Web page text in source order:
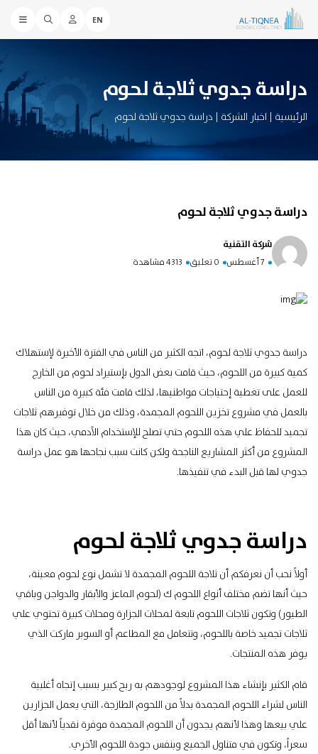
EN
دراسة جدوي ثلاجة لحوم
الرئيسية | اخبار الشركة | دراسة جدوي ثلاجة لحوم
دراسة جدوي ثلاجة لحوم
شركة التقنية
7 أغسطس 0 تعليق 4313 مشاهدة
دراسة جدوي ثلاجة لحوم، اتجه الكثير من الناس في الفترة الأخيرة لإستهلاك
كمية كبيرة من اللحوم، حيث قامت بعض الدول بإستيراد لحوم من الخارج
للعمل على تغطية إحتياجات مواطنيها، لذلك قامت فئة كبيرة من الناس
بالعمل في مشروع تخزين اللحوم المجمدة، وذلك من خلال توفيرهم ثلاجات
تجميد للحفاظ علي هذه اللحوم حتي تصلح للإستخدام الآدمي، حيث كان هذا
المشروع من أكثر المشاريع الناجحة ولكن كانت سبب نجاحها هو عمل دراسة
جدوي لها قبل البدء في تنفيذها.
دراسة جدوي ثلاجة لحوم
أولاً نحب أن نعرفكم أن ثلاجة اللحوم المجمدة لا تشمل نوع لحوم معينة،
حيث أنها تضم مختلف أنواع اللحوم ك (لحوم الماعز والأبقار والدواجن وباقي
الطيور) وتكون ثلاجات اللحوم تابعة لمحلات الجزارة ومحلات كبيرة تحتوي علي
ثلاجات تجميد خاصة باللحوم، وتتعامل مع المطاعم أو السوبر ماركت الذي
يوفر هذه المنتجات.
قام الكثير بإنشاء هذا المشروع لوجودهم به ربح كبير بسبب إتجاه أغلبية
الناس لشراء اللحوم المجمدة بدلاً من اللحوم الطازجة، التي يعمل الجزارين
علي بيعها وهذا لأنهم يجدون أن اللحوم المجمدة موفرة نقدياً لأنها أقل
سعراً، وتكون في متناول الجميع وبنفس جودة اللحوم الأخري.